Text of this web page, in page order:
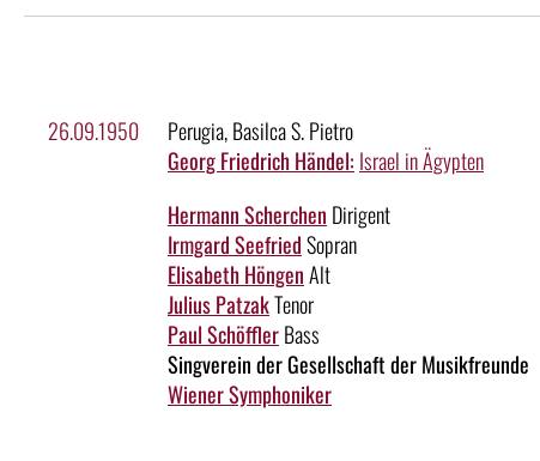
26.09.1950
Perugia, Basilca S. Pietro
Georg Friedrich Händel: Israel in Ägypten
Hermann Scherchen Dirigent
Irmgard SeefriedSopran
Elisabeth HöngenAlt
Julius PatzakTenor
Paul SchöfflerBass
Singverein der Gesellschaft der Musikfreunde
Wiener Symphoniker